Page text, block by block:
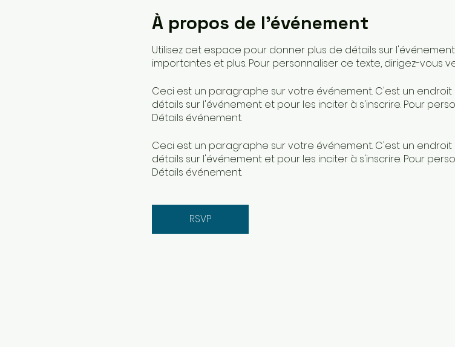
À propos de l'événement
Utilisez cet espace pour donner plus de détails sur
importantes et plus. Pour personnaliser ce texte, dirigez-vous
Ceci est un paragraphe sur votre événement. C'est un
détails sur l'événement et pour les inciter à s'inscrire. Pour
Détails événement.
Ceci est un paragraphe sur votre événement. C'est un
détails sur l'événement et pour les inciter à s'inscrire. Pour
Détails événement.
RSVP